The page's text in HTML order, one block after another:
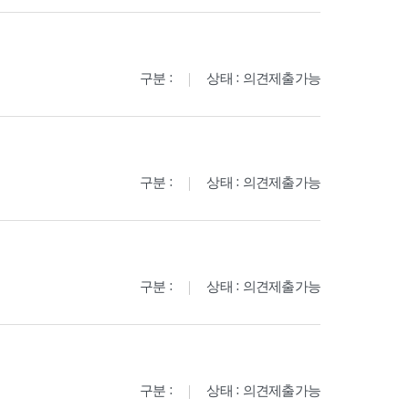
구분 : 상태 : 의견제출가능
구분 : 상태 : 의견제출가능
구분 : 상태 : 의견제출가능
구분 : 상태 : 의견제출가능